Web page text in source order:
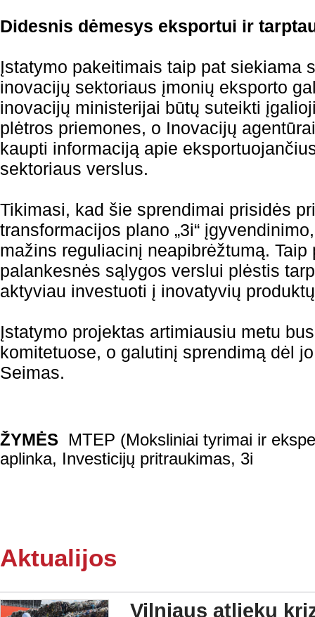
Didesnis dėmesys eksportui ir
Įstatymo pakeitimais taip pat siekiama
inovacijų sektoriaus įmonių eksporto
inovacijų ministerijai būtų suteikti
plėtros priemones, o Inovacijų
kaupti informaciją apie
sektoriaus verslus.
Tikimasi, kad šie sprendimai prisidės
transformacijos plano „3i“
mažins reguliacinį neapibrėžtumą. Taip
palankesnės sąlygos verslui plėstis
aktyviau investuoti į inovatyvių
Įstatymo projektas artimiausiu metu
komitetuose, o galutinį sprendimą dėl
Seimas.
ŽYMĖS
MTEP (Moksliniai tyrimai ir
aplinka, Investicijų pritraukimas, 3i
Aktualijos
Vilniaus atliekų